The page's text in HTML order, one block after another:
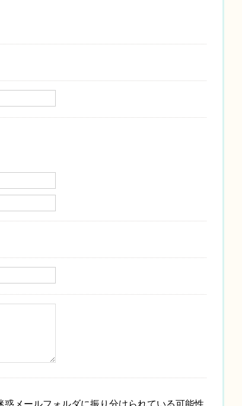
メールフォルダに振り分けられている可能性